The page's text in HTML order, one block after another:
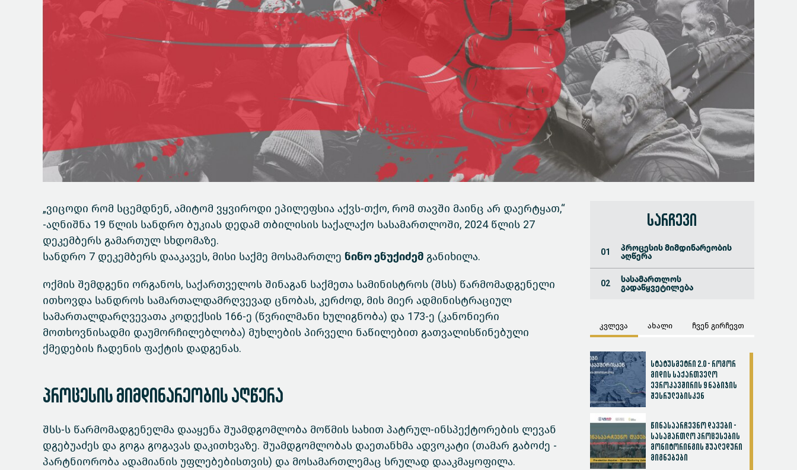
„ვიცოდი რომ სცემდნენ, ამიტომ ვყვიროდი ეპილეფსია აქვს-თქო, რომ თავში მაინც არ დაერტყათ,“
-აღნიშნა 19 წლის სანდრო ბუკიას დედამ თბილისის საქალაქო სასამართლოში, 2024 წლის 27
დეკემბერს გამართულ სხდომაზე.
სანდრო 7 დეკემბერს დააკავეს, მისი საქმე მოსამართლე ნინო ენუქიძემ განიხილა.
ოქმის შემდგენი ორგანოს, საქართველოს შინაგან საქმეთა სამინისტროს (შსს) წარმომადგენელი
ითხოვდა სანდროს სამართალდამრღვევად ცნობას, კერძოდ, მის მიერ ადმინისტრაციულ
სამართალდარღვევათა კოდექსის 166-ე (წვრილმანი ხულიგნობა) და 173-ე (კანონიერი
მოთხოვნისადმი დაუმორჩილებლობა) მუხლების პირველი ნაწილებით გათვალისწინებული
ქმედების ჩადენის ფაქტის დადგენას.
პროცესის მიმდინარეობის აღწერა
შსს-ს წარმომადგენელმა დააყენა შუამდგომლობა მოწმის სახით პატრულ-ინსპექტორების ლევან
დგებუაძეს და გოგა გოგავას დაკითხვაზე. შუამდგომლობას დაეთანხმა ადვოკატი (თამარ გაბოძე -
პარტნიორობა ადამიანის უფლებებისთვის) და მოსამართლემაც სრულად დააკმაყოფილა.
სარჩევი
პროცესის მიმდინარეობის
აღწერა
სასამართლოს
გადაწყვეტილება
კვლევა ახალი ჩვენ გირჩევთ
სტატუსმეტრი 2.0 - როგორ
მიდის საქართველო
ევროკავშირის 9 ნაბიჯის
შესრულებისკენ
წინასაარჩევნო დავები -
სასამართლო პროცესების
მონიტორინგის შუალედური
მიგნებები